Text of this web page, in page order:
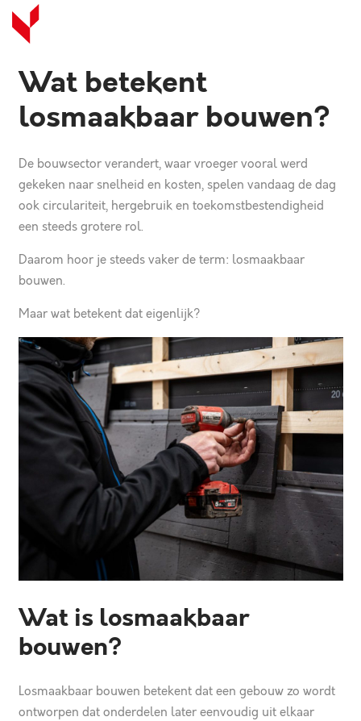
Wat betekent
losmaakbaar bouwen?
De bouwsector verandert, waar vroeger vooral werd
gekeken naar snelheid en kosten, spelen vandaag de dag
ook circulariteit, hergebruik en toekomstbestendigheid
een steeds grotere rol.
Daarom hoor je steeds vaker de term: losmaakbaar
bouwen.
Maar wat betekent dat eigenlijk?
Wat is losmaakbaar
bouwen?
Losmaakbaar bouwen betekent dat een gebouw zo wordt
ontworpen dat onderdelen later eenvoudig uit elkaar